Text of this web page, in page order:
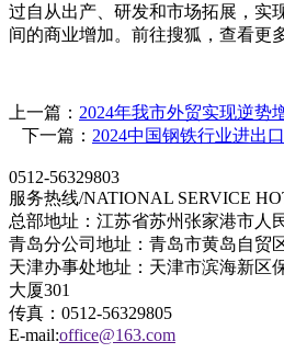
过自从出产、研发和市场拓展，实
间的商业增加。前往搜狐，查看更多
上一篇： 2024年我市外贸实现逆势
下一篇： 2024中国钢铁行业进出
0512-56329803
服务热线/NATIONAL SERVICE
总部地址：江苏省苏州张家港市人
青岛分公司地址：青岛市黄岛自贸
天津办事处地址：天津市滨海新区
大厦301
传真：0512-56329805
E-mail:office@163.com